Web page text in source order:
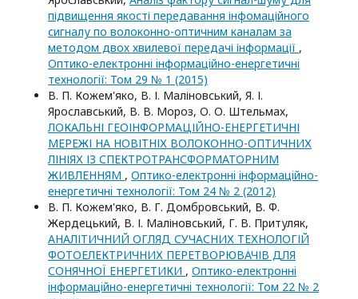
підвищення якості передавання інфомаційного
сигналу по волоконно-оптичним каналам за
методом двох хвилевої передачі інформації ,
Оптико-електроннi iнформацiйно-енергетичнi
технологiї: Том 29 № 1 (2015)
В. П. Кожем'яко, В. І. Маліновський, Я. І.
Ярославський, В. В. Мороз, О. О. Штельмах,
ЛОКАЛЬНІ ГЕОІНФОРМАЦІЙНО-ЕНЕРГЕТИЧНІ
МЕРЕЖІ НА НОВІТНІХ ВОЛОКОННО-ОПТИЧНИХ
ЛІНІЯХ ІЗ СПЕКТРОТРАНСФОРМАТОРНИМ
ЖИВЛЕННЯМ , Оптико-електроннi iнформацiйно-
енергетичнi технологiї: Том 24 № 2 (2012)
В. П. Кожем'яко, В. Г. Домбровський, В. Ф.
Жердецький, В. І. Маліновський, Г. В. Притуляк,
АНАЛІТИЧНИЙ ОГЛЯД СУЧАСНИХ ТЕХНОЛОГІЙ
ФОТОЕЛЕКТРИЧНИХ ПЕРЕТВОРЮВАЧІВ ДЛЯ
СОНЯЧНОЇ ЕНЕРГЕТИКИ , Оптико-електроннi
iнформацiйно-енергетичнi технологiї: Том 22 № 2